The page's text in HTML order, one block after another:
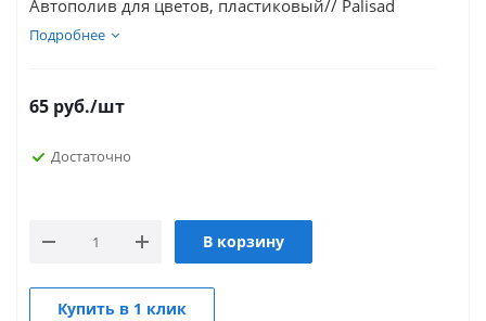
Автополив для цветов, пластиковый// Palisad
Подробнее
65 руб./шт
Достаточно
В корзину
Купить в 1 клик